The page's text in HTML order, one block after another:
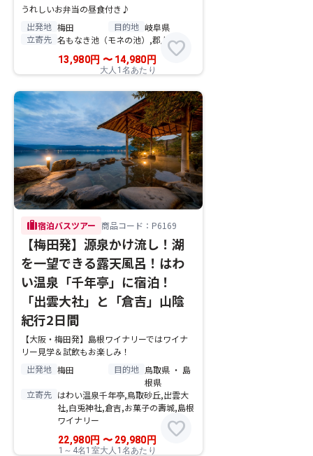
うれしいお弁当の昼食付き♪
出発地 梅田 目的地 岐阜県
立寄先 名もなき池（モネの池）,郡上八幡
13,980円 〜14,980 円
大人1名あたり
favorite
trip宿泊バスツアー 商品コード：P6169
【梅田発】源泉かけ流し！湖
を一望できる露天風呂！はわ
い温泉「千年亭」に宿泊！
「出雲大社」と「倉吉」山陰
紀行2日間
【大阪・梅田発】島根ワイナリーではワイナ
リー見学＆試飲もお楽しみ！
出発地 梅田 目的地 鳥取県 ・ 島
根県
立寄先 はわい温泉千年亭,鳥取砂丘,出雲大
社,白兎神社,倉吉,お菓子の壽城,島根
ワイナリー
22,980円 〜29,980 円
1～4名1室大人1名あたり
favorite